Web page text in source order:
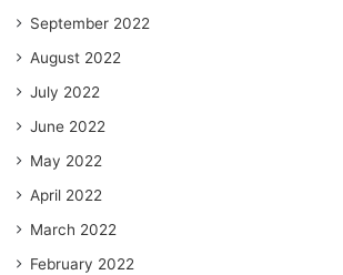
September 2022
August 2022
July 2022
June 2022
May 2022
April 2022
March 2022
February 2022